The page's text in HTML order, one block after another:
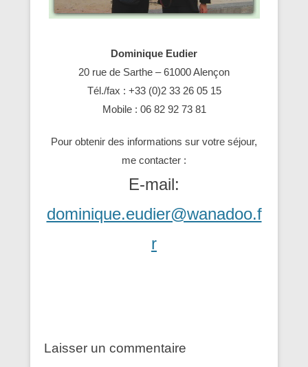
Dominique Eudier
20 rue de Sarthe – 61000 Alençon
Tél./fax : +33 (0)2 33 26 05 15
Mobile : 06 82 92 73 81
Pour obtenir des informations sur votre séjour,
me contacter :
E-mail:
dominique.eudier@wanadoo.f
r
Laisser un commentaire